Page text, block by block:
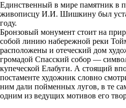
Единственный в мире памятник в
живописцу И.И. Шишкину был
году.
Бронзовый монумент стоит на
собой линию набережной реки
расположены и отеческий дом
громадой Спасский собор —
купеческой Елабуги. А стоящий
постаменте художник словно
ним дали пойменных лугов, в те
одним из ведущих мотивов его